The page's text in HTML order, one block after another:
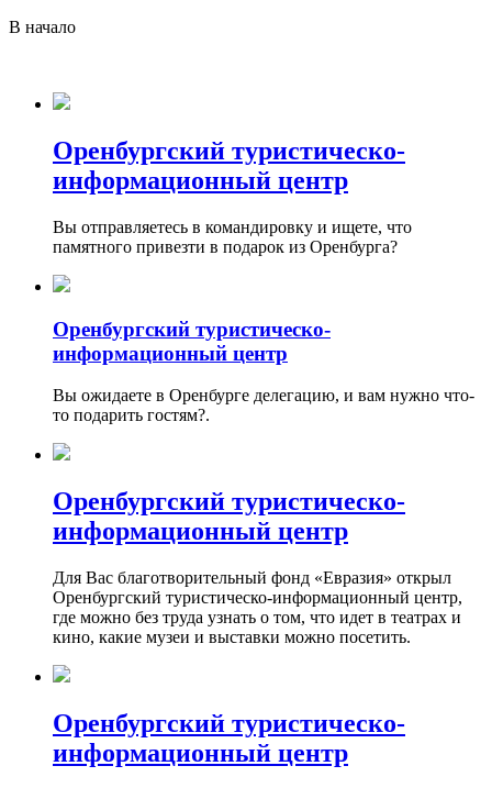
В начало
Оренбургский туристическо-
информационный центр
Вы отправляетесь в командировку и ищете, что
памятного привезти в подарок из Оренбурга?
Оренбургский туристическо-
информационный центр
Вы ожидаете в Оренбурге делегацию, и вам нужно что-
то подарить гостям?.
Оренбургский туристическо-
информационный центр
Для Вас благотворительный фонд «Евразия» открыл
Оренбургский туристическо-информационный центр,
где можно без труда узнать о том, что идет в театрах и
кино, какие музеи и выставки можно посетить.
Оренбургский туристическо-
информационный центр